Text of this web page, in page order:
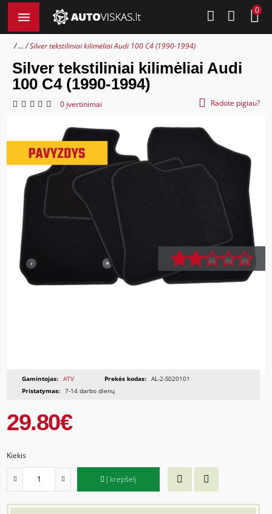
0
... Silver tekstiliniai kilimėliai Audi 100 C4 (1990-1994)
Silver tekstiliniai kilimėliai Audi
100 C4 (1990-1994)
0 įvertinimai Radote pigiau?
Gamintojas: ATV Prekės kodas: AL-2-S020101
Pristatymas: 7-14 darbo dienų
29.80€
Kiekis
Į krepšelį